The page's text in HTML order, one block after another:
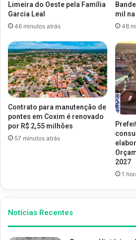
Limeira do Oeste pela Família
Garcia Leal
46 minutos atrás
mil na
48
Contrato para manutenção de
pontes em Coxim é renovado
por R$ 2,55 milhões
57 minutos atrás
2027
1
Notícias Recentes